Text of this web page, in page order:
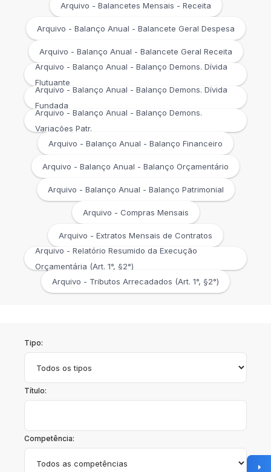
Arquivo - Balancetes Mensais - Receita
Arquivo - Balanço Anual - Balancete Geral Despesa
Arquivo - Balanço Anual - Balancete Geral Receita
Arquivo - Balanço Anual - Balanço Demons. Dívida
Flutuante
Arquivo - Balanço Anual - Balanço Demons. Dívida
Fundada
Arquivo - Balanço Anual - Balanço Demons.
Variações Patr.
Arquivo - Balanço Anual - Balanço Financeiro
Arquivo - Balanço Anual - Balanço Orçamentário
Arquivo - Balanço Anual - Balanço Patrimonial
Arquivo - Compras Mensais
Arquivo - Extratos Mensais de Contratos
Arquivo - Relatório Resumido da Execução
Orçamentária (Art. 1°, §2°)
Arquivo - Tributos Arrecadados (Art. 1°, §2°)
Tipo:
Título:
Competência: